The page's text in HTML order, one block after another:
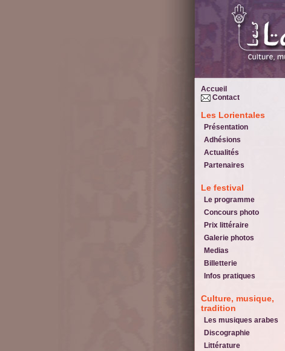
Accueil
Contact
Les Lorientales
Présentation
Adhésions
Actualités
Partenaires
Le festival
Le programme
Concours photo
Prix littéraire
Galerie photos
Medias
Billetterie
Infos pratiques
Culture, musique,
tradition
Les musiques arabes
Discographie
Littérature